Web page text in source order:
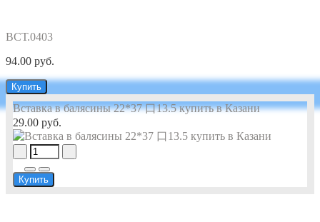
ВСТ.0403
94.00 руб.
Купить
Вставка в балясины 22*37 口13.5 купить в Казани
29.00 руб.
Купить